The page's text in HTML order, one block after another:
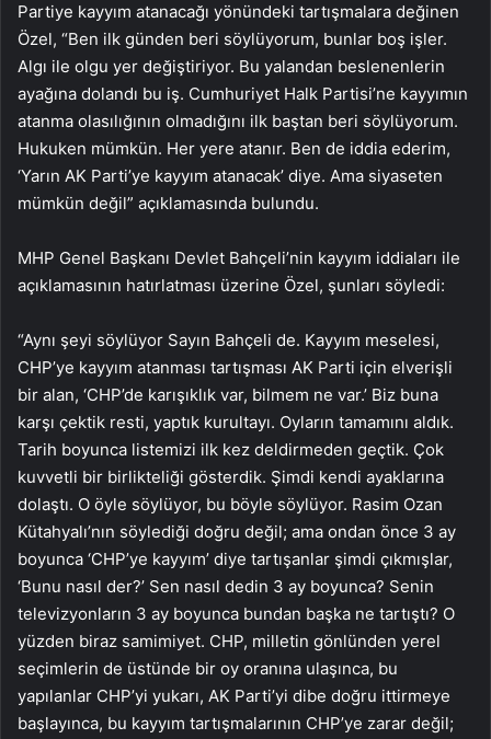
Partiye kayyım atanacağı yönündeki tartışmalara değinen
Özel, “Ben ilk günden beri söylüyorum, bunlar boş işler.
Algı ile olgu yer değiştiriyor. Bu yalandan beslenenlerin
ayağına dolandı bu iş. Cumhuriyet Halk Partisi’ne kayyımın
atanma olasılığının olmadığını ilk baştan beri söylüyorum.
Hukuken mümkün. Her yere atanır. Ben de iddia ederim,
‘Yarın AK Parti’ye kayyım atanacak’ diye. Ama siyaseten
mümkün değil” açıklamasında bulundu.
MHP Genel Başkanı Devlet Bahçeli’nin kayyım iddiaları ile
açıklamasının hatırlatması üzerine Özel, şunları söyledi:
“Aynı şeyi söylüyor Sayın Bahçeli de. Kayyım meselesi,
CHP’ye kayyım atanması tartışması AK Parti için elverişli
bir alan, ‘CHP’de karışıklık var, bilmem ne var.’ Biz buna
karşı çektik resti, yaptık kurultayı. Oyların tamamını aldık.
Tarih boyunca listemizi ilk kez deldirmeden geçtik. Çok
kuvvetli bir birlikteliği gösterdik. Şimdi kendi ayaklarına
dolaştı. O öyle söylüyor, bu böyle söylüyor. Rasim Ozan
Kütahyalı’nın söylediği doğru değil; ama ondan önce 3 ay
boyunca ‘CHP’ye kayyım’ diye tartışanlar şimdi çıkmışlar,
‘Bunu nasıl der?’ Sen nasıl dedin 3 ay boyunca? Senin
televizyonların 3 ay boyunca bundan başka ne tartıştı? O
yüzden biraz samimiyet. CHP, milletin gönlünden yerel
seçimlerin de üstünde bir oy oranına ulaşınca, bu
yapılanlar CHP’yi yukarı, AK Parti’yi dibe doğru ittirmeye
başlayınca, bu kayyım tartışmalarının CHP’ye zarar değil;